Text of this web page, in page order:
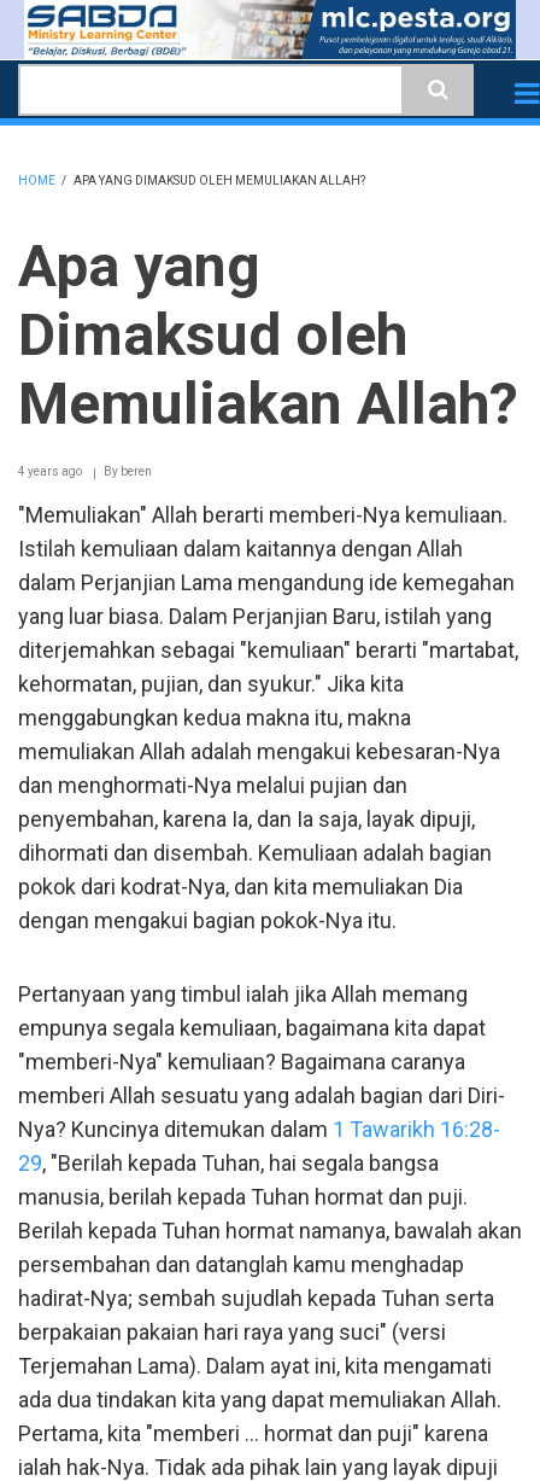
Skip
content
HOME / APA YANG DIMAKSUD OLEH MEMULIAKAN ALLAH?
Apa yang
Dimaksud oleh
Memuliakan Allah?
4 years ago By beren
"Memuliakan" Allah berarti memberi-Nya kemuliaan.
Istilah kemuliaan dalam kaitannya dengan Allah
dalam Perjanjian Lama mengandung ide kemegahan
yang luar biasa. Dalam Perjanjian Baru, istilah yang
diterjemahkan sebagai "kemuliaan" berarti "martabat,
kehormatan, pujian, dan syukur." Jika kita
menggabungkan kedua makna itu, makna
memuliakan Allah adalah mengakui kebesaran-Nya
dan menghormati-Nya melalui pujian dan
penyembahan, karena Ia, dan Ia saja, layak dipuji,
dihormati dan disembah. Kemuliaan adalah bagian
pokok dari kodrat-Nya, dan kita memuliakan Dia
dengan mengakui bagian pokok-Nya itu.
Pertanyaan yang timbul ialah jika Allah memang
empunya segala kemuliaan, bagaimana kita dapat
"memberi-Nya" kemuliaan? Bagaimana caranya
memberi Allah sesuatu yang adalah bagian dari Diri-
Nya? Kuncinya ditemukan dalam 1 Tawarikh 16:28-
29, "Berilah kepada Tuhan, hai segala bangsa
manusia, berilah kepada Tuhan hormat dan puji.
Berilah kepada Tuhan hormat namanya, bawalah akan
persembahan dan datanglah kamu menghadap
hadirat-Nya; sembah sujudlah kepada Tuhan serta
berpakaian pakaian hari raya yang suci" (versi
Terjemahan Lama). Dalam ayat ini, kita mengamati
ada dua tindakan kita yang dapat memuliakan Allah.
Pertama, kita "memberi ... hormat dan puji" karena
ialah hak-Nya. Tidak ada pihak lain yang layak dipuji